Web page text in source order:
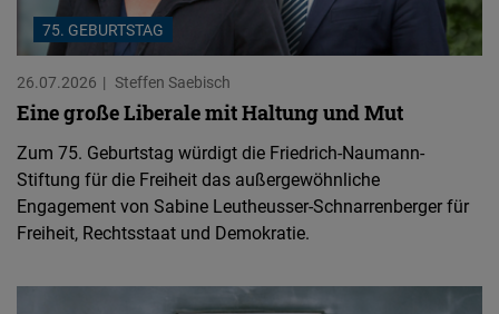
75. GEBURTSTAG
26.07.2026 Steffen Saebisch
Eine große Liberale mit Haltung und Mut
Zum 75. Geburtstag würdigt die Friedrich-Naumann-
Stiftung für die Freiheit das außergewöhnliche
Engagement von Sabine Leutheusser-Schnarrenberger für
Freiheit, Rechtsstaat und Demokratie.